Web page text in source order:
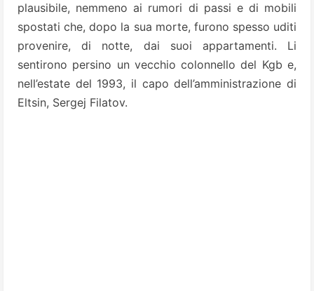
plausibile, nemmeno ai rumori di passi e di mobili
spostati che, dopo la sua morte, furono spesso uditi
provenire, di notte, dai suoi appartamenti. Li
sentirono persino un vecchio colonnello del Kgb e,
nell’estate del 1993, il capo dell’amministrazione di
Eltsin, Sergej Filatov.